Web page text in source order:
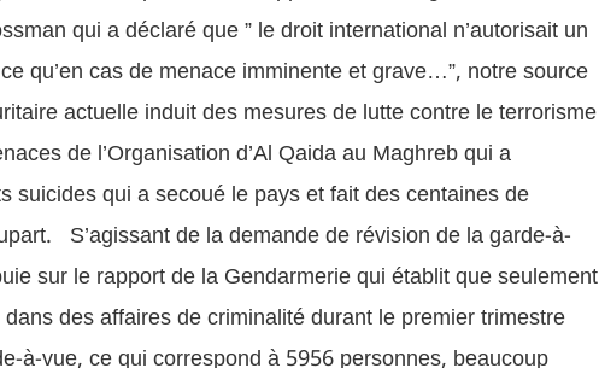
qui a déclaré que ” le droit international n’autorisait un
qu’en cas de menace imminente et grave…”, notre source
actuelle induit des mesures de lutte contre le terrorisme
de l’Organisation d’Al Qaida au Maghreb qui a
suicides qui a secoué le pays et fait des centaines de
S’agissant de la demande de révision de la garde-à-
sur le rapport de la Gendarmerie qui établit que seulement
des affaires de criminalité durant le premier trimestre
à-vue, ce qui correspond à 5956 personnes, beaucoup